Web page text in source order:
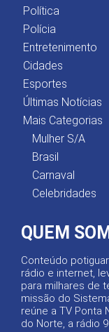
Política
Polícia
Entretenimento
Cidades
Esportes
Últimas Notícias
Mais Categorias
Mulher S/A
Brasil
Carnaval
Celebridades
QUEM
Conteúdo
rádio e internet,
para milhares de
missão do
reúne a TV Ponta
do Norte, a rádio